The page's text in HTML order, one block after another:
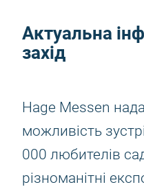
Актуальна
захід
Hage Messen
можливість
000 любителів
різноманітні